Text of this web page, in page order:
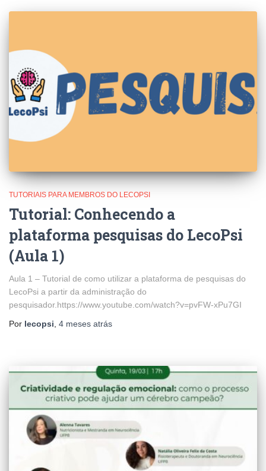
TUTORIAIS PARA MEMBROS DO LECOPSI
Tutorial: Conhecendo a
plataforma pesquisas do LecoPsi
(Aula 1)
Aula 1 – Tutorial de como utilizar a plataforma de pesquisas do
LecoPsi a partir da administração do
pesquisador.https://www.youtube.com/watch?v=pvFW-xPu7GI
Por lecopsi, 4 meses atrás